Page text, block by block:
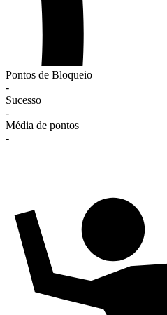
Pontos de Bloqueio
-
Sucesso
-
Média de pontos
-